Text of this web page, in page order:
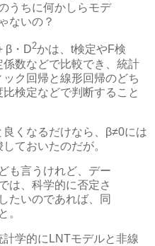
うちに何かしらモデ
ないの？
β・D2かは、t検定やF検
数などで比較でき、統計
ク回帰と線形回帰のどち
検定などで判断すること
くなるだけなら、β≠0には
ておいたのだが。
も言うけれど、デー
は、科学的に否定さ
たいのであれば、同
。
学的にLNTモデルと非線